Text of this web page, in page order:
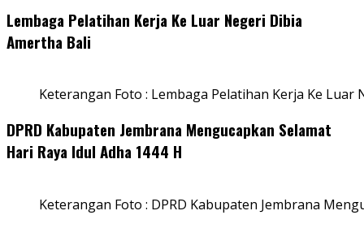
Lembaga Pelatihan Kerja Ke Luar Negeri Dibia
Amertha Bali
Keterangan Foto : Lembaga Pelatihan Kerja Ke Luar
DPRD Kabupaten Jembrana Mengucapkan Selamat
Hari Raya Idul Adha 1444 H
Keterangan Foto : DPRD Kabupaten Jembrana